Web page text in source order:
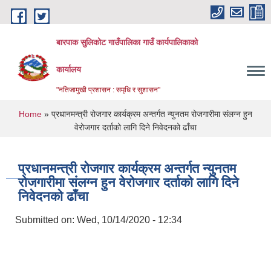
Skip to main content
बारपाक सुलिकोट गाउँपालिका गाउँ कार्यपालिकाको
कार्यालय
"नतिजामुखी प्रशासन : समृधि र सुशासन"
You are here
Home » प्रधानमन्त्री रोजगार कार्यक्रम अन्तर्गत न्युनतम रोजगारीमा संलग्न हुन
वेरोजगार दर्ताको लागि दिने निवेदनको ढाँचा
प्रधानमन्त्री रोजगार कार्यक्रम अन्तर्गत न्युनतम
रोजगारीमा संलग्न हुन वेरोजगार दर्ताको लागि दिने
निवेदनको ढाँचा
Submitted on: Wed, 10/14/2020 - 12:34